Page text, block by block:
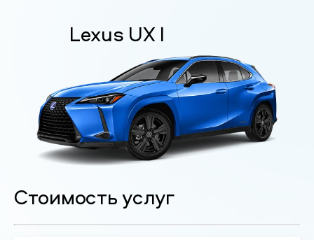
Lexus UX I
Стоимость услуг